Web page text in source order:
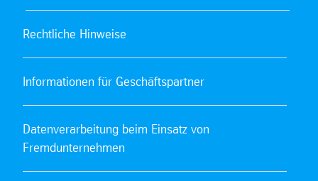
Rechtliche Hinweise
Informationen für Geschäftspartner
Datenverarbeitung beim Einsatz von
Fremdunternehmen